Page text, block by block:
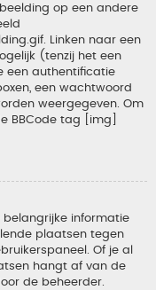
op een andere
Linken naar een
(tenzij het een
een authentificatie
een wachtwoord
weergegeven. Om
BBCode tag [img]
belangrijke informatie
plaatsen tegen
Of je al
hangt af van de
de beheerder.